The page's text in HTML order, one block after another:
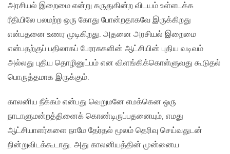
அரசியல் இறைமை என்று கருதுகின்ற‌ விடயம் உள்ளடக்க
ரீதியிலே பலமற்ற ஒரு கோது போன்றதாகவே இருக்கிறது
என்பதனை உணர முடிகிறது. அதனை அரசியல் இறைமை
என்பதற்குப் பதிலாகப் பேரரசுகளின் ஆட்சியின் புதிய வடிவம்
அல்லது புதிய‌ தொழினுட்பம் என விளங்கிக்கொள்ளுவது கூடுதல்
பொருத்தமாக இருக்கும்.
காலனிய நீக்கம் என்பது வெறுமனே எமக்கென ஒரு
நாடாளுமன்றத்தினைக் கொண்டிருப்பதனையும், எமது
ஆட்சியாளர்களை நாமே தேர்தல் மூலம் தெரிவு செய்வதுடன்
நின்றுவிடக்கூடாது. அது காலனியத்தின் முன்னைய